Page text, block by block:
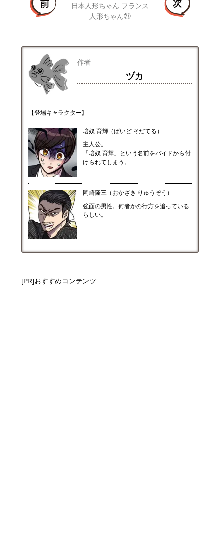
日本人形ちゃん フランス
人形ちゃん㉗
作者
ヅカ
【登場キャラクター】
培奴 育輝（ばいど そだてる）
主人公。
「培奴 育輝」という名前をバイドから付
けられてしまう。
岡崎隆三（おかざき りゅうぞう）
強面の男性。何者かの行方を追っている
らしい。
[PR]おすすめコンテンツ